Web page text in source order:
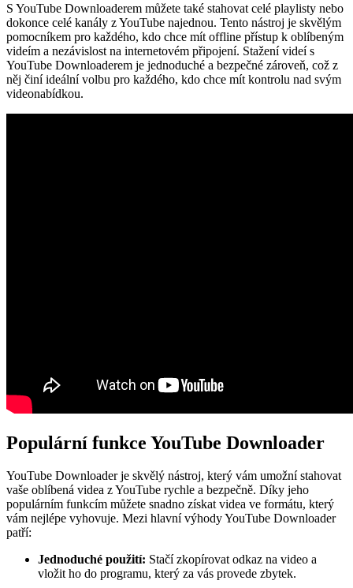
S YouTube Downloaderem můžete také stahovat celé playlisty nebo
dokonce celé kanály z YouTube najednou. Tento nástroj je skvělým
pomocníkem pro každého, kdo chce mít offline přístup k oblíbeným
videím a nezávislost na internetovém připojení. Stažení videí s
YouTube Downloaderem je jednoduché a bezpečné zároveň, což z
něj činí ideální volbu pro každého, kdo chce mít kontrolu nad svým
videonabídkou.
Populární funkce YouTube Downloader
YouTube Downloader je skvělý nástroj, který vám umožní stahovat
vaše oblíbená videa z YouTube rychle a bezpečně. Díky jeho
populárním funkcím můžete snadno získat videa ve formátu, který
vám nejlépe vyhovuje. Mezi hlavní výhody YouTube Downloader
patří:
Jednoduché použití: Stačí zkopírovat odkaz na video a
vložit ho do programu, který za vás provede zbytek.